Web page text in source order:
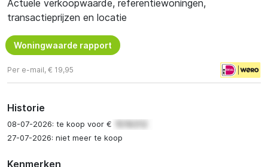
Actuele verkoopwaarde, referentiewoningen,
transactieprijzen en locatie
Woningwaarde rapport
Per e-mail, € 19,95
Historie
08-07-2026: te koop voor €
27-07-2026: niet meer te koop
Kenmerken